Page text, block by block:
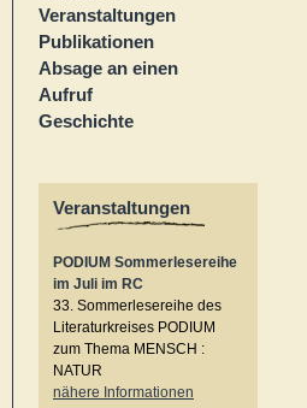
Veranstaltungen
Publikationen
Absage an einen
Aufruf
Geschichte
Veranstaltungen
PODIUM Sommerlesereihe
im Juli im RC
33. Sommerlesereihe des
Literaturkreises PODIUM
zum Thema MENSCH :
NATUR
nähere Informationen